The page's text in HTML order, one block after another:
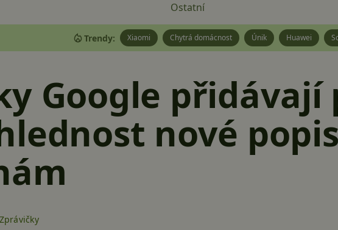
Ostatní
Trendy: Xiaomi Chytrá domácnost Únik Huawei
Google přidávají
nové
Zprávičky